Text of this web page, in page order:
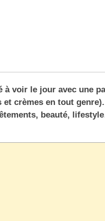
à voir le jour avec une
crèmes en tout
beauté,